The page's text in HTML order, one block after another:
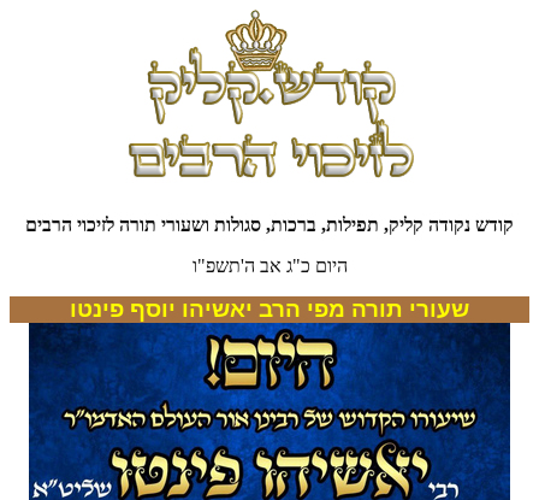
קודש נקודה קליק, תפילות, ברכות, סגולות ושעורי תורה לזיכוי הרבים
היום כ"ג אב ה'תשפ"ו
שעורי תורה מפי הרב יאשיהו יוסף פינטו